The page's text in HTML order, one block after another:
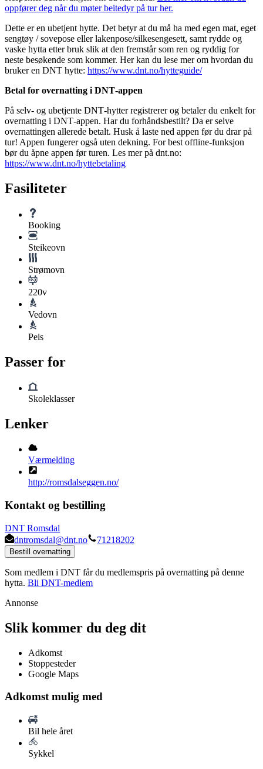
oppfører deg når du møter beitedyr på tur her.
Dette er en ubetjent hytte. Det betyr at du må ha med egen mat, eget
sengtøy / sovepose eller lakenpose/silkesengesett, samt rydde og
vaske hytta etter bruk slik at den fremstår som ren og ryddig for
neste besøkende som kommer. Her kan du lese mer om hvordan du
bruker en DNT hytte: https://www.dnt.no/hytteguide/
Betal for overnatting i DNT‑appen
På selv- og ubetjente DNT‑hytter registrerer og betaler du enkelt for
overnatting i DNT‑appen. Har du forhåndsbestilt? Da er selve
overnattingen allerede betalt. Husk å laste ned appen før du drar på
tur! Appen fungerer også uten dekning. For best offline‑funksjon
bør du åpne appen før turen. Les mer på dnt.no:
https://www.dnt.no/hyttebetaling
Fasiliteter
Booking
Steikeovn
Strømovn
220v
Vedovn
Peis
Passer for
Skoleklasser
Lenker
Værmelding
http://romsdalseggen.no/
Kontakt og bestilling
DNT Romsdal
dntromsdal@dnt.no
71218202
Bestill overnatting
Som medlem i DNT får du medlemspris på overnatting på denne
hytta. Bli DNT-medlem
Annonse
Slik kommer du deg dit
Adkomst
Stoppesteder
Google Maps
Adkomst mulig med
Bil hele året
Sykkel